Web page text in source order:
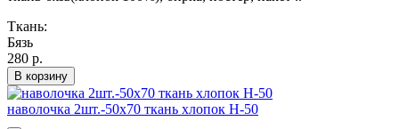
Ткань:
Бязь
280 р.
В корзину
наволочка 2шт.-50х70 ткань хлопок Н-50